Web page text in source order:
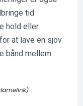
tid
hold eller
at lave en sjov
bånd mellem
.